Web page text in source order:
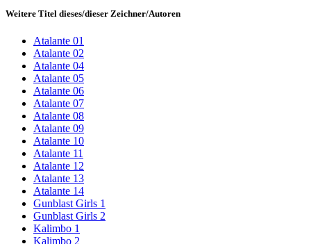
Weitere Titel dieses/dieser Zeichner/Autoren
Atalante 01
Atalante 02
Atalante 04
Atalante 05
Atalante 06
Atalante 07
Atalante 08
Atalante 09
Atalante 10
Atalante 11
Atalante 12
Atalante 13
Atalante 14
Gunblast Girls 1
Gunblast Girls 2
Kalimbo 1
Kalimbo 2